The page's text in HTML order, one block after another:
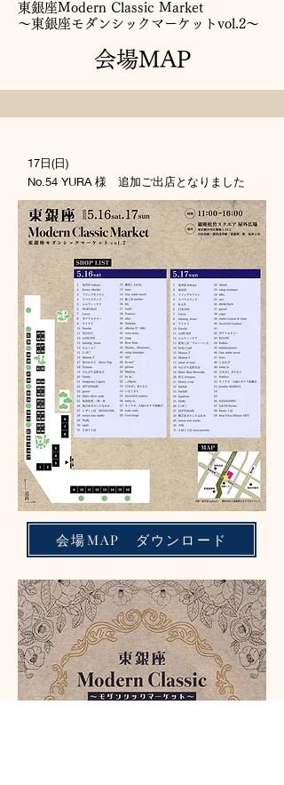
​東銀座Modern Classic Market
​～東銀座モダンシックマーケットvol.2～
​会場MAP
17日(日)
No.54 YURA 様 追加ご出店となりました
会場MAP ダウンロード